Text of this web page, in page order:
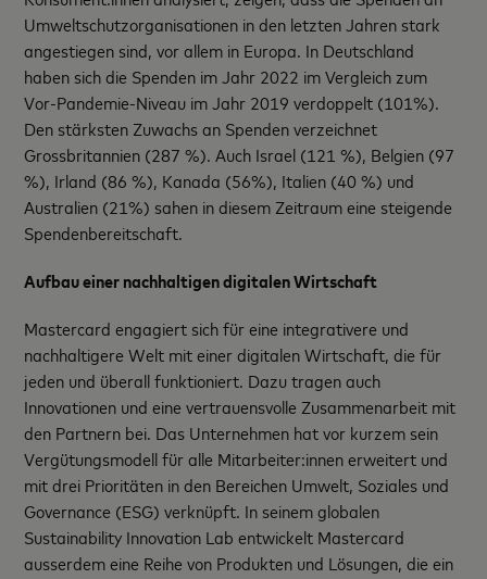
Umweltschutzorganisationen in den letzten Jahren stark
angestiegen sind, vor allem in Europa. In Deutschland
haben sich die Spenden im Jahr 2022 im Vergleich zum
Vor-Pandemie-Niveau im Jahr 2019 verdoppelt (101%).
Den stärksten Zuwachs an Spenden verzeichnet
Grossbritannien (287 %). Auch Israel (121 %), Belgien (97
%), Irland (86 %), Kanada (56%), Italien (40 %) und
Australien (21%) sahen in diesem Zeitraum eine steigende
Spendenbereitschaft.
Aufbau einer nachhaltigen digitalen Wirtschaft
Mastercard engagiert sich für eine integrativere und
nachhaltigere Welt mit einer digitalen Wirtschaft, die für
jeden und überall funktioniert. Dazu tragen auch
Innovationen und eine vertrauensvolle Zusammenarbeit mit
den Partnern bei. Das Unternehmen hat vor kurzem sein
Vergütungsmodell für alle Mitarbeiter:innen erweitert und
mit drei Prioritäten in den Bereichen Umwelt, Soziales und
Governance (ESG) verknüpft. In seinem globalen
Sustainability Innovation Lab entwickelt Mastercard
ausserdem eine Reihe von Produkten und Lösungen, die ein